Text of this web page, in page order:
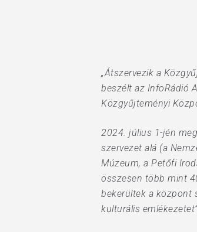
„Átszervezik a
beszélt az InfoRádió
Közgyűjteményi
2024. július 1-jén
szervezet alá (a
Múzeum, a Petőfi
összesen több mint
bekerültek a központ
kulturális